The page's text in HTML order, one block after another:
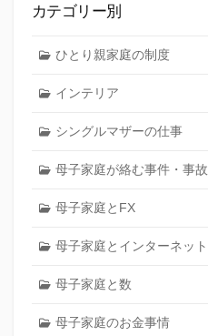
カテゴリー別
ひとり親家庭の制度
インテリア
シングルマザーの仕事
母子家庭が絡む事件・事故
母子家庭とFX
母子家庭とインターネット
母子家庭と数
母子家庭のお金事情